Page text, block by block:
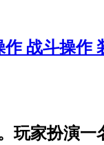
作 战斗操作
玩家扮演